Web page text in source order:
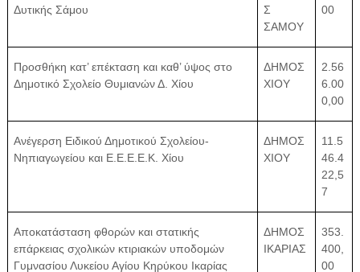
Δυτικής Σάμου
Σ
ΣΑΜΟΥ
00
Προσθήκη κατ’ επέκταση και καθ’ ύψος στο
Δημοτικό Σχολείο Θυμιανών Δ. Χίου
ΔΗΜΟΣ
ΧΙΟΥ
2.56
6.00
0,00
Ανέγερση Ειδικού Δημοτικού Σχολείου-
Νηπιαγωγείου και Ε.Ε.Ε.Ε.Κ. Χίου
ΔΗΜΟΣ
ΧΙΟΥ
11.5
46.4
22,5
7
Αποκατάσταση φθορών και στατικής
επάρκειας σχολικών κτιριακών υποδομών
Γυμνασίου Λυκείου Αγίου Κηρύκου Ικαρίας
ΔΗΜΟΣ
ΙΚΑΡΙΑΣ
353.
400,
00